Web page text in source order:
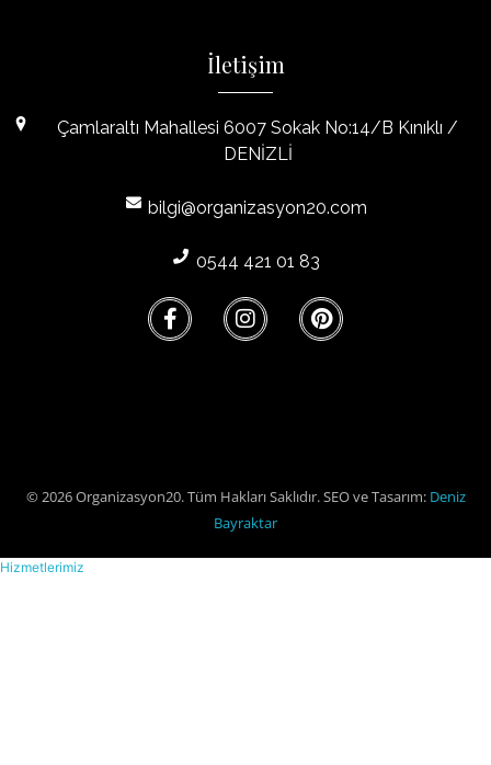
İletişim
Çamlaraltı Mahallesi 6007 Sokak No:14/B Kınıklı /
DENİZLİ
bilgi@organizasyon20.com
0544 421 01 83
© 2026 Organizasyon20. Tüm Hakları Saklıdır. SEO ve Tasarım: Deniz
Bayraktar
Hizmetlerimiz